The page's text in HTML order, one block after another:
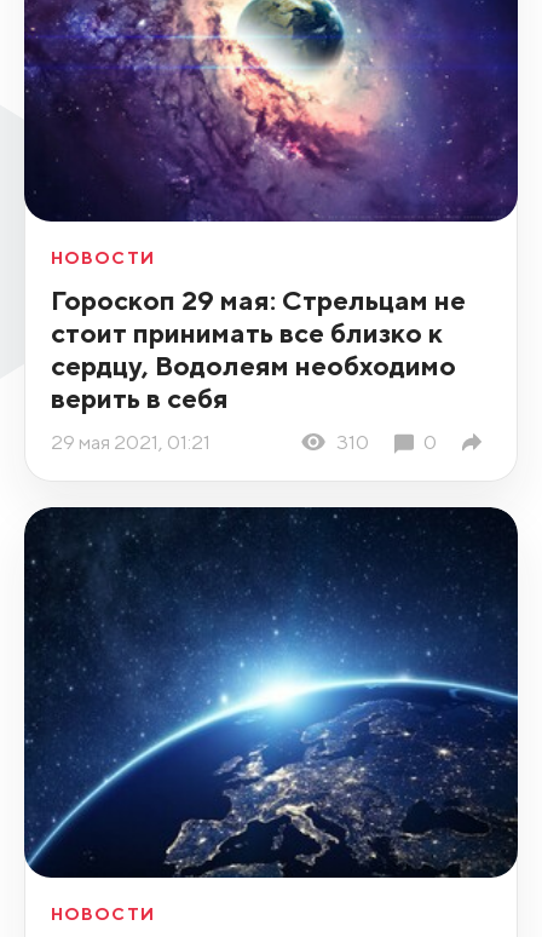
НОВОСТИ
Гороскоп 29 мая: Стрельцам не
стоит принимать все близко к
сердцу, Водолеям необходимо
верить в себя
29 мая 2021, 01:21 310 0
НОВОСТИ